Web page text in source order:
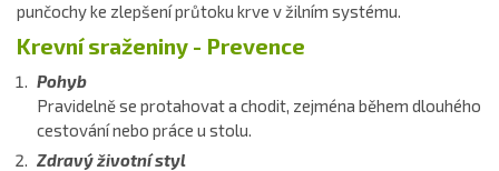
punčochy ke zlepšení průtoku krve v žilním systému.
Krevní sraženiny - Prevence
Pohyb
Pravidelně se protahovat a chodit, zejména během dlouhého
cestování nebo práce u stolu.
Zdravý životní styl